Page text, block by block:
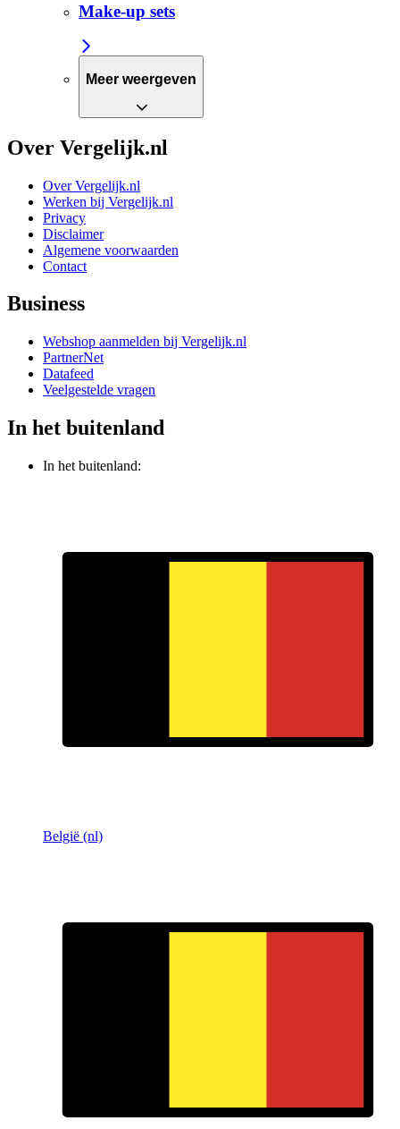
Make-up sets
Meer weergeven
Over Vergelijk.nl
Over Vergelijk.nl
Werken bij Vergelijk.nl
Privacy
Disclaimer
Algemene voorwaarden
Contact
Business
Webshop aanmelden bij Vergelijk.nl
PartnerNet
Datafeed
Veelgestelde vragen
In het buitenland
In het buitenland:
België (nl)